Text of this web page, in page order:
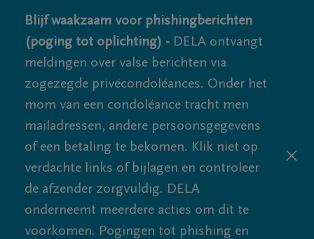
Blijf waakzaam voor phishingberichten
(poging tot oplichting) - DELA ontvangt
meldingen over valse berichten via
zogezegde privécondoléances. Onder het
mom van een condoléance tracht men
mailadressen, andere persoonsgegevens
of een betaling te bekomen. Klik niet op
verdachte links of bijlagen en controleer
de afzender zorgvuldig. DELA
onderneemt meerdere acties om dit te
voorkomen. Pogingen tot phishing en